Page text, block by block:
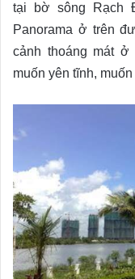
tại bờ sông Rạch
Panorama ở trên
cảnh thoáng mát
muốn yên tĩnh,